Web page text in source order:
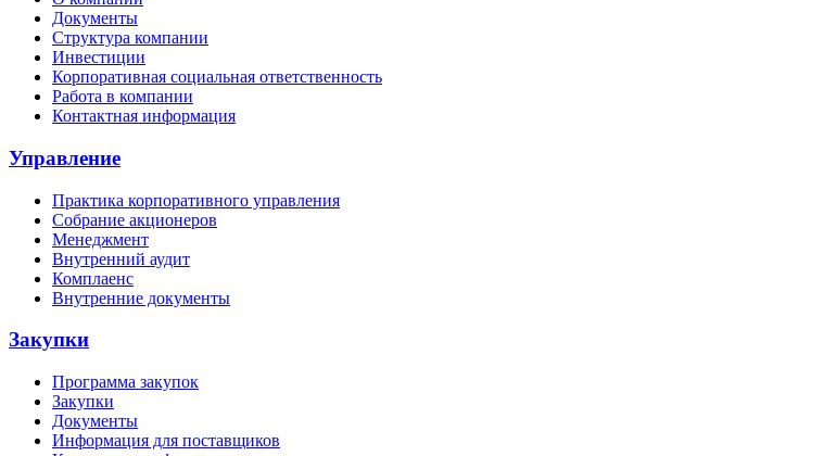
Документы
Структура компании
Инвестиции
Корпоративная социальная ответственность
Работа в компании
Контактная информация
Управление
Практика корпоративного управления
Собрание акционеров
Менеджмент
Внутренний аудит
Комплаенс
Внутренние документы
Закупки
Программа закупок
Закупки
Документы
Информация для поставщиков